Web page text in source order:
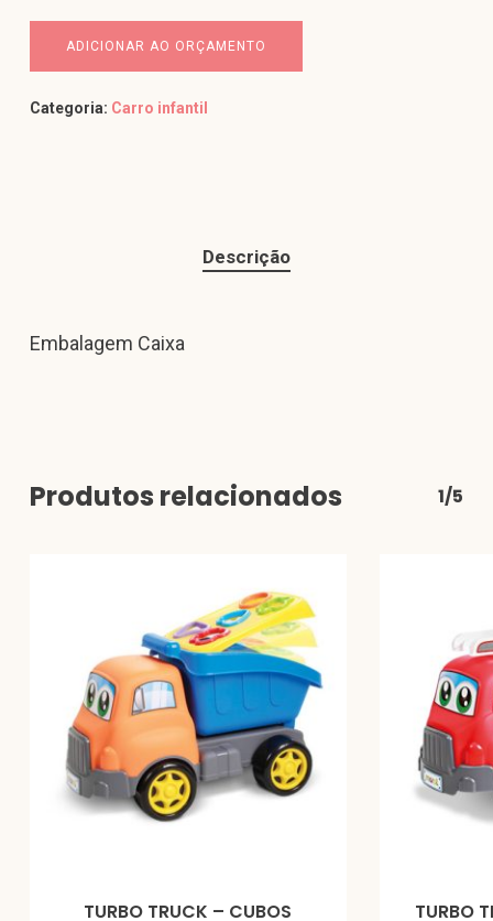
ADICIONAR AO ORÇAMENTO
Categoria: Carro infantil
Descrição
Embalagem Caixa
Produtos relacionados 1/5
TURBO TRUCK – CUBOS
TURBO